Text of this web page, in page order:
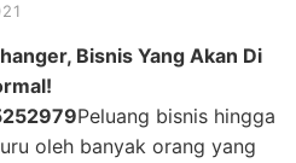
Bisnis Yang Akan Di
Peluang bisnis hingga
oleh banyak orang yang